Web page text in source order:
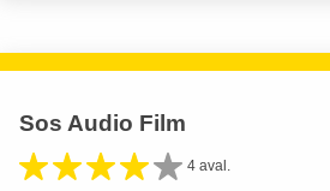
Sos Audio Film
4 aval.